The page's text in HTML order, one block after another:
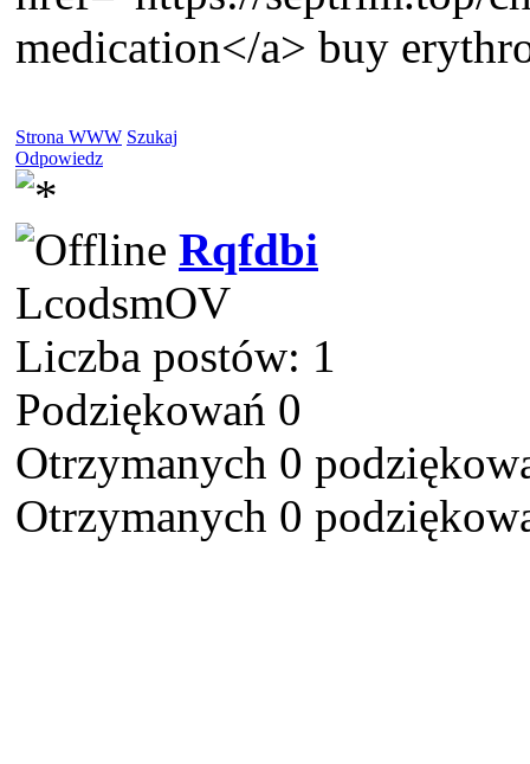
medication</a> buy
Strona WWW Szukaj
Odpowiedz
Rqfdbi
LcodsmOV
Liczba postów: 1
Podziękowań 0
Otrzymanych 0
Otrzymanych 0